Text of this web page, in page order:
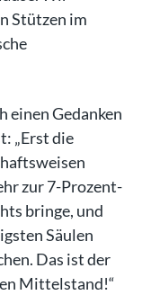
Stützen im
einen Gedanken
„Erst die
zur 7-Prozent-
bringe, und
Säulen
Das ist der
Mittelstand!“